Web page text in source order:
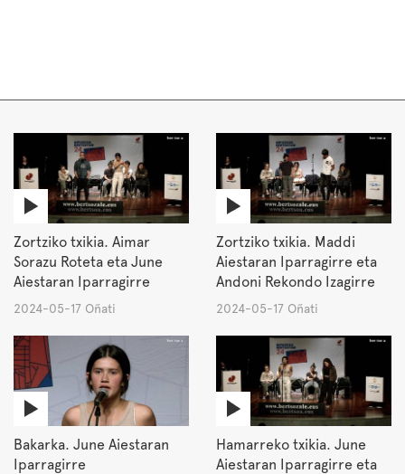
Zortziko txikia. Aimar
Sorazu Roteta eta June
Aiestaran Iparragirre
2024-05-17 Oñati
Zortziko txikia. Maddi
Aiestaran Iparragirre eta
Andoni Rekondo Izagirre
2024-05-17 Oñati
Bakarka. June Aiestaran
Iparragirre
Hamarreko txikia. June
Aiestaran Iparragirre eta